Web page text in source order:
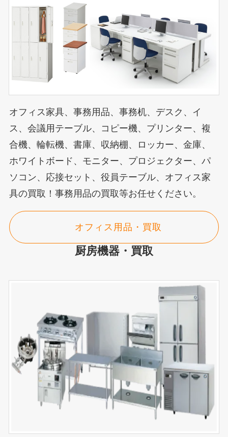
オフィス家具、事務用品、事務机、デスク、イ
ス、会議用テーブル、コピー機、プリンター、複
合機、輪転機、書庫、収納棚、ロッカー、金庫、
ホワイトボード、モニター、プロジェクター、パ
ソコン、応接セット、役員テーブル、オフィス家
具の買取！事務用品の買取等お任せください。
オフィス用品・買取
厨房機器・買取